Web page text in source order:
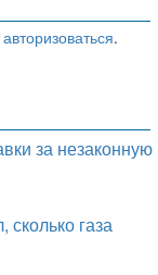
авторизоваться.